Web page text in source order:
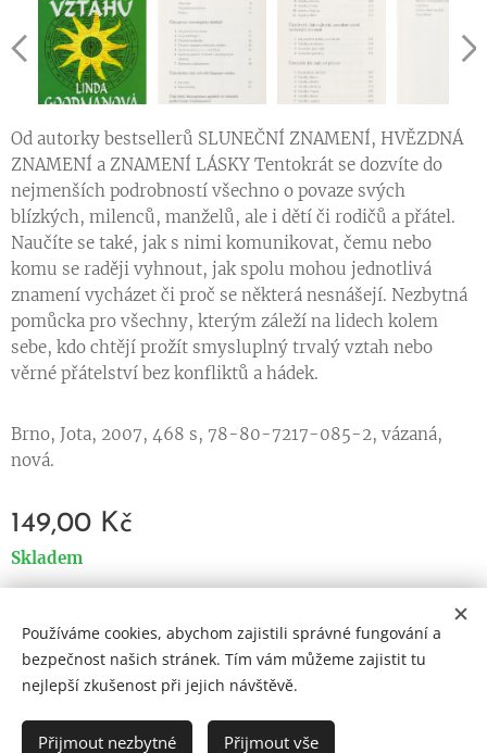
Od autorky bestsellerů SLUNEČNÍ ZNAMENÍ, HVĚZDNÁ
ZNAMENÍ a ZNAMENÍ LÁSKY Tentokrát se dozvíte do
nejmenších podrobností všechno o povaze svých
blízkých, milenců, manželů, ale i dětí či rodičů a přátel.
Naučíte se také, jak s nimi komunikovat, čemu nebo
komu se raději vyhnout, jak spolu mohou jednotlivá
znamení vycházet či proč se některá nesnášejí. Nezbytná
pomůcka pro všechny, kterým záleží na lidech kolem
sebe, kdo chtějí prožít smysluplný trvalý vztah nebo
věrné přátelství bez konfliktů a hádek.
Brno, Jota, 2007, 468 s, 78-80-7217-085-2, vázaná,
nová.
149,00 Kč
Skladem
Cookies
Jazyky
Čeština
English
Používáme cookies, abychom zajistili správné fungování a
bezpečnost našich stránek. Tím vám můžeme zajistit tu
nejlepší zkušenost při jejich návštěvě.
Přijmout nezbytné Přijmout vše